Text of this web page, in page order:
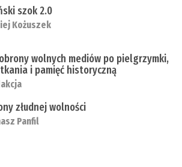
szok 2.0
Kożuszek
wolnych mediów po pielgrzymki,
i pamięć historyczną
złudnej wolności
Panfil